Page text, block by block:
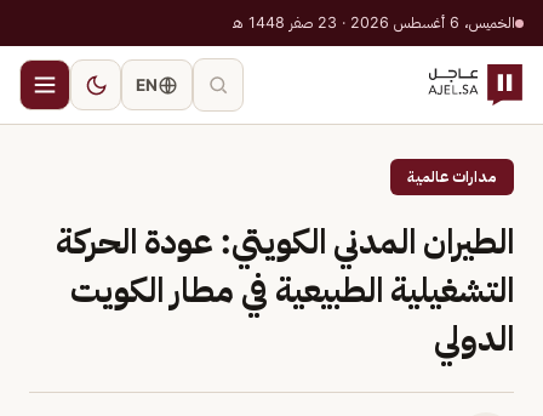
الخميس، 6 أغسطس 2026 · 23 صفر 1448 هـ
EN
مدارات عالمية
الطيران المدني الكويتي: عودة الحركة
التشغيلية الطبيعية في مطار الكويت
الدولي